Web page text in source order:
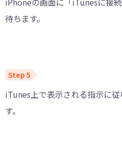
待ちます。
iTunes上で表示される指示に
す。